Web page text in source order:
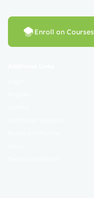
Enroll on Courses